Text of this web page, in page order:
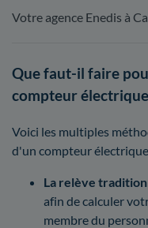
Votre agence Enedis à
Que faut-il faire
compteur
Voici les multiples
d'un compteur électrique.
La relève
afin de calculer
membre du